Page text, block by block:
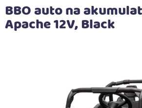
BBO auto na
Apache 12V, Black